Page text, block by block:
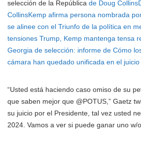
selección de la República de Doug Collins
CollinsKemp afirma persona nombrada
se alinee con el Triunfo de la política en
tensiones Trump, Kemp mantenga tensa
Georgia de selección: informe de Cómo
cámara han quedado unificada en el
“Usted está haciendo caso omiso de su
que saben mejor que @POTUS ,” Gaetz
su juicio por el Presidente, tal vez usted
2024. Vamos a ver si puede ganar uno w/